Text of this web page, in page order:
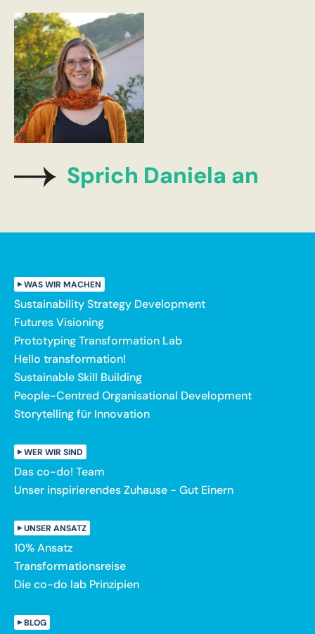
Sprich Daniela an
WAS WIR MACHEN
Sustainability Strategy Development
Futures Visioning
Prototyping Transformation Lab
Hello transformation!
Sustainable Skill Building
People-Centred Organisational Development
Storytelling für Innovation
WER WIR SIND
Das co-do! Team
Unser inspirierendes Zuhause - Gut Einern
UNSER ANSATZ
10% Ansatz
Transformationsreise
Die co-do lab Prinzipien
BLOG